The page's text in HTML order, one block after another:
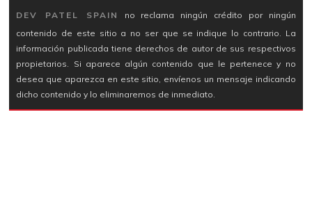
DEV PATEL SPAIN
no reclama ningún crédito por ningún
contenido de este sitio a no ser que se indique lo contrario. La
información publicada tiene derechos de autor de sus respectivos
propietarios. Si aparece algún contenido que le pertenece y no
desea que aparezca en este sitio, envíenos un mensaje indicando
dicho contenido y lo eliminaremos de inmediato.